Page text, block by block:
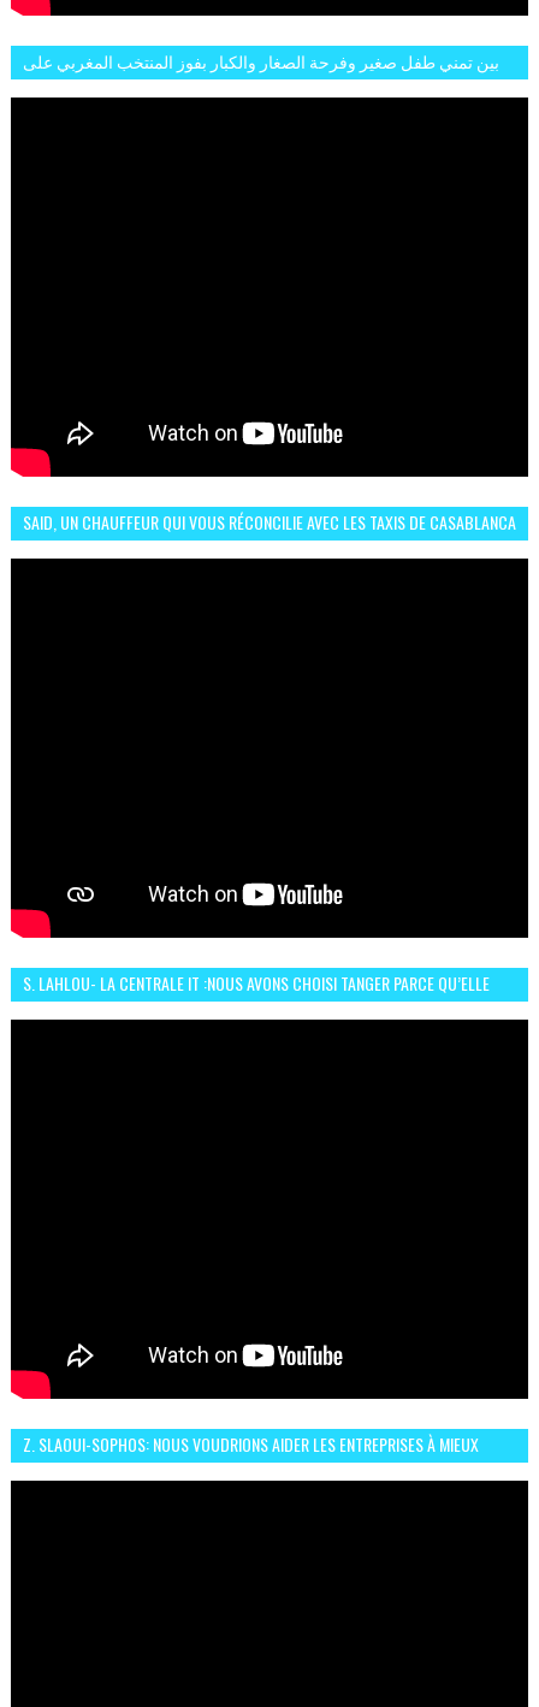
بين تمني طفل صغير وفرحة الصغار والكبار بفوز المنتخب المغربي على
البلجيكي هاته الاجواء والارتسامات
SAID, UN CHAUFFEUR QUI VOUS RÉCONCILIE AVEC LES TAXIS DE CASABLANCA
S. LAHLOU- LA CENTRALE IT :NOUS AVONS CHOISI TANGER PARCE QU’ELLE
CONNAIT UN GRAND DÉVELOPPEMENT
Z. SLAOUI-SOPHOS: NOUS VOUDRIONS AIDER LES ENTREPRISES À MIEUX
SÉCURISER LEUR SYSTÈME D'INFORMATION